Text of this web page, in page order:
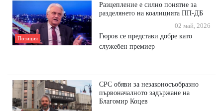
Позиция
Разцепление е силно понятие за
разделянето на коалицията ПП-ДБ
02 май, 2026
Гюров се представи добре като
служебен премиер
СРС обяви за незаконосъобразно
първоначалното задържане на
Благомир Коцев